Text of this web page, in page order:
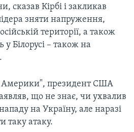
сказав Кірбі і закликав
зняти напруження,
території, а також
у Білорусі – також на
Америки", президент США
що не знає, чи ухвалив
на Україну, але наразі
таку атаку.